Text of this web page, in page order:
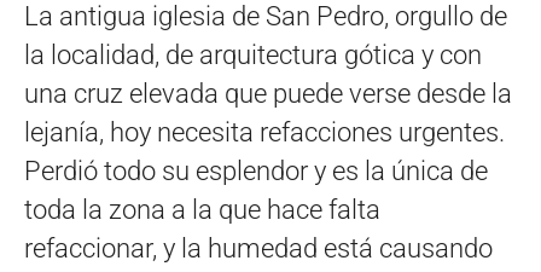
La antigua iglesia de San Pedro, orgullo de
la localidad, de arquitectura gótica y con
una cruz elevada que puede verse desde la
lejanía, hoy necesita refacciones urgentes.
Perdió todo su esplendor y es la única de
toda la zona a la que hace falta
refaccionar, y la humedad está causando